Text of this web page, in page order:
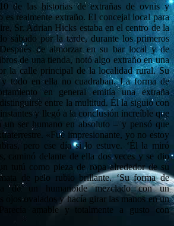
de las historias de extrañas de ovnis y
es realmente extraño. El concejal local para
Sr. Adrian Hicks estaba en el centro de la
sábado por la tarde, durante los primeros
Después de almorzar en su bar local y de
de una tienda, notó algo extraño en una
la calle principal de la localidad rural.Su
y todo en ella no cuadraban.La forma de
en general emitía una extraña
distinguirse entre la multitud.Él la siguió con
instantes y llegó a la conclusión increíble que
un ser humano en absoluto – y pensó que
«Fue impresionante, yo no estoy
pero ese día si lo estuve. ‘Él la miró
caminó delante de ella dos veces y se dio
tutú como pieza de ropa alrededor de su
mata de pelo rubio brillante.‘Su forma de
de un humanoide mezclado con un
ojos ovalados y hacía girar las manos en un
Parecía amable y totalmente a gusto con